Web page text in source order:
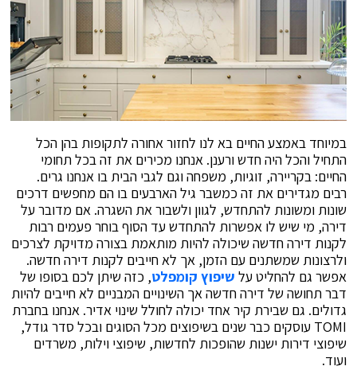
במיוחד באמצע החיים בא לנו לחזור אחורה לתקופות בהן הכל
התחיל והכל היה חדש ורענן. אנחנו מכירים את זה בכל תחומי
החיים: בקריירה, זוגיות, משפחה וגם לגבי הבית בו אנחנו גרים.
רבים מגדירים את זה כמשבר גיל הארבעים בו הם מחפשים דרכים
שונות ומשונות להתחדש, לגוון ולשבור את השגרה. אם מדובר על
דירה, מי שיש לו אפשרות להתחדש עד הסוף בוחר פעמים רבות
לקנות דירה חדשה שיכולה להיות מותאמת בצורה מדויקת לצרכים
ולרצונות שמשתנים עם הזמן, אך לא חייבים לקנות דירה חדשה.
אפשר גם להחליט על שיפוץ קומפלט, כזה שיתן לכם בסופו של
דבר תחושה של דירה חדשה אך השינויים המבניים לא חייבים להיות
גדולים. גם שבירת קיר אחד יכולה לחולל שינוי אדיר. אנחנו בחברת
TOMI עוסקים כבר שנים בשיפוצים מכל הסוגים ובכל סדר גודל,
שיפוצי דירות ישנות שהופכות לחדשות, שיפוצי וילות, משרדים
ועוד.